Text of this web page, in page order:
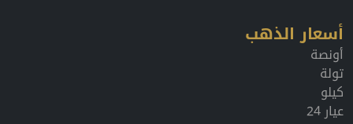
أسعار الذهب
أونصة
تولة
كيلو
عيار 24